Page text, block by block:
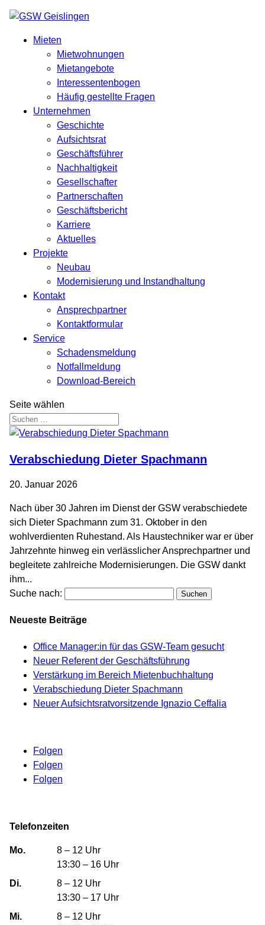
Mieten
Mietwohnungen
Mietangebote
Interessentenbogen
Häufig gestellte Fragen
Unternehmen
Geschichte
Aufsichtsrat
Geschäftsführer
Nachhaltigkeit
Gesellschafter
Partnerschaften
Geschäftsbericht
Karriere
Aktuelles
Projekte
Neubau
Modernisierung und Instandhaltung
Kontakt
Ansprechpartner
Kontaktformular
Service
Schadensmeldung
Notfallmeldung
Download-Bereich
Seite wählen
Verabschiedung Dieter Spachmann
20. Januar 2026
Nach über 30 Jahren im Dienst der GSW verabschiedete
sich Dieter Spachmann zum 31. Oktober in den
wohlverdienten Ruhestand. Als Haustechniker war er über
Jahrzehnte hinweg ein verlässlicher Ansprechpartner und
begleitete zahlreiche Modernisierungen. Die GSW dankt
ihm...
Suche nach:
Neueste Beiträge
Office Manager:in für das GSW-Team gesucht
Neuer Referent der Geschäftsführung
Verstärkung im Bereich Mietenbuchhaltung
Verabschiedung Dieter Spachmann
Neuer Aufsichtsratvorsitzende Ignazio Ceffalia
Folgen
Folgen
Folgen
Telefonzeiten
Mo.
8 – 12 Uhr
13:30 – 16 Uhr
Di.
8 – 12 Uhr
13:30 – 17 Uhr
Mi.
8 – 12 Uhr